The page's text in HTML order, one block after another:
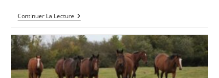
Continuer La LectureDéployer
Une
De
La
Prévention
Sur
Mesure